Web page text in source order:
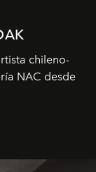
chileno-
NAC desde